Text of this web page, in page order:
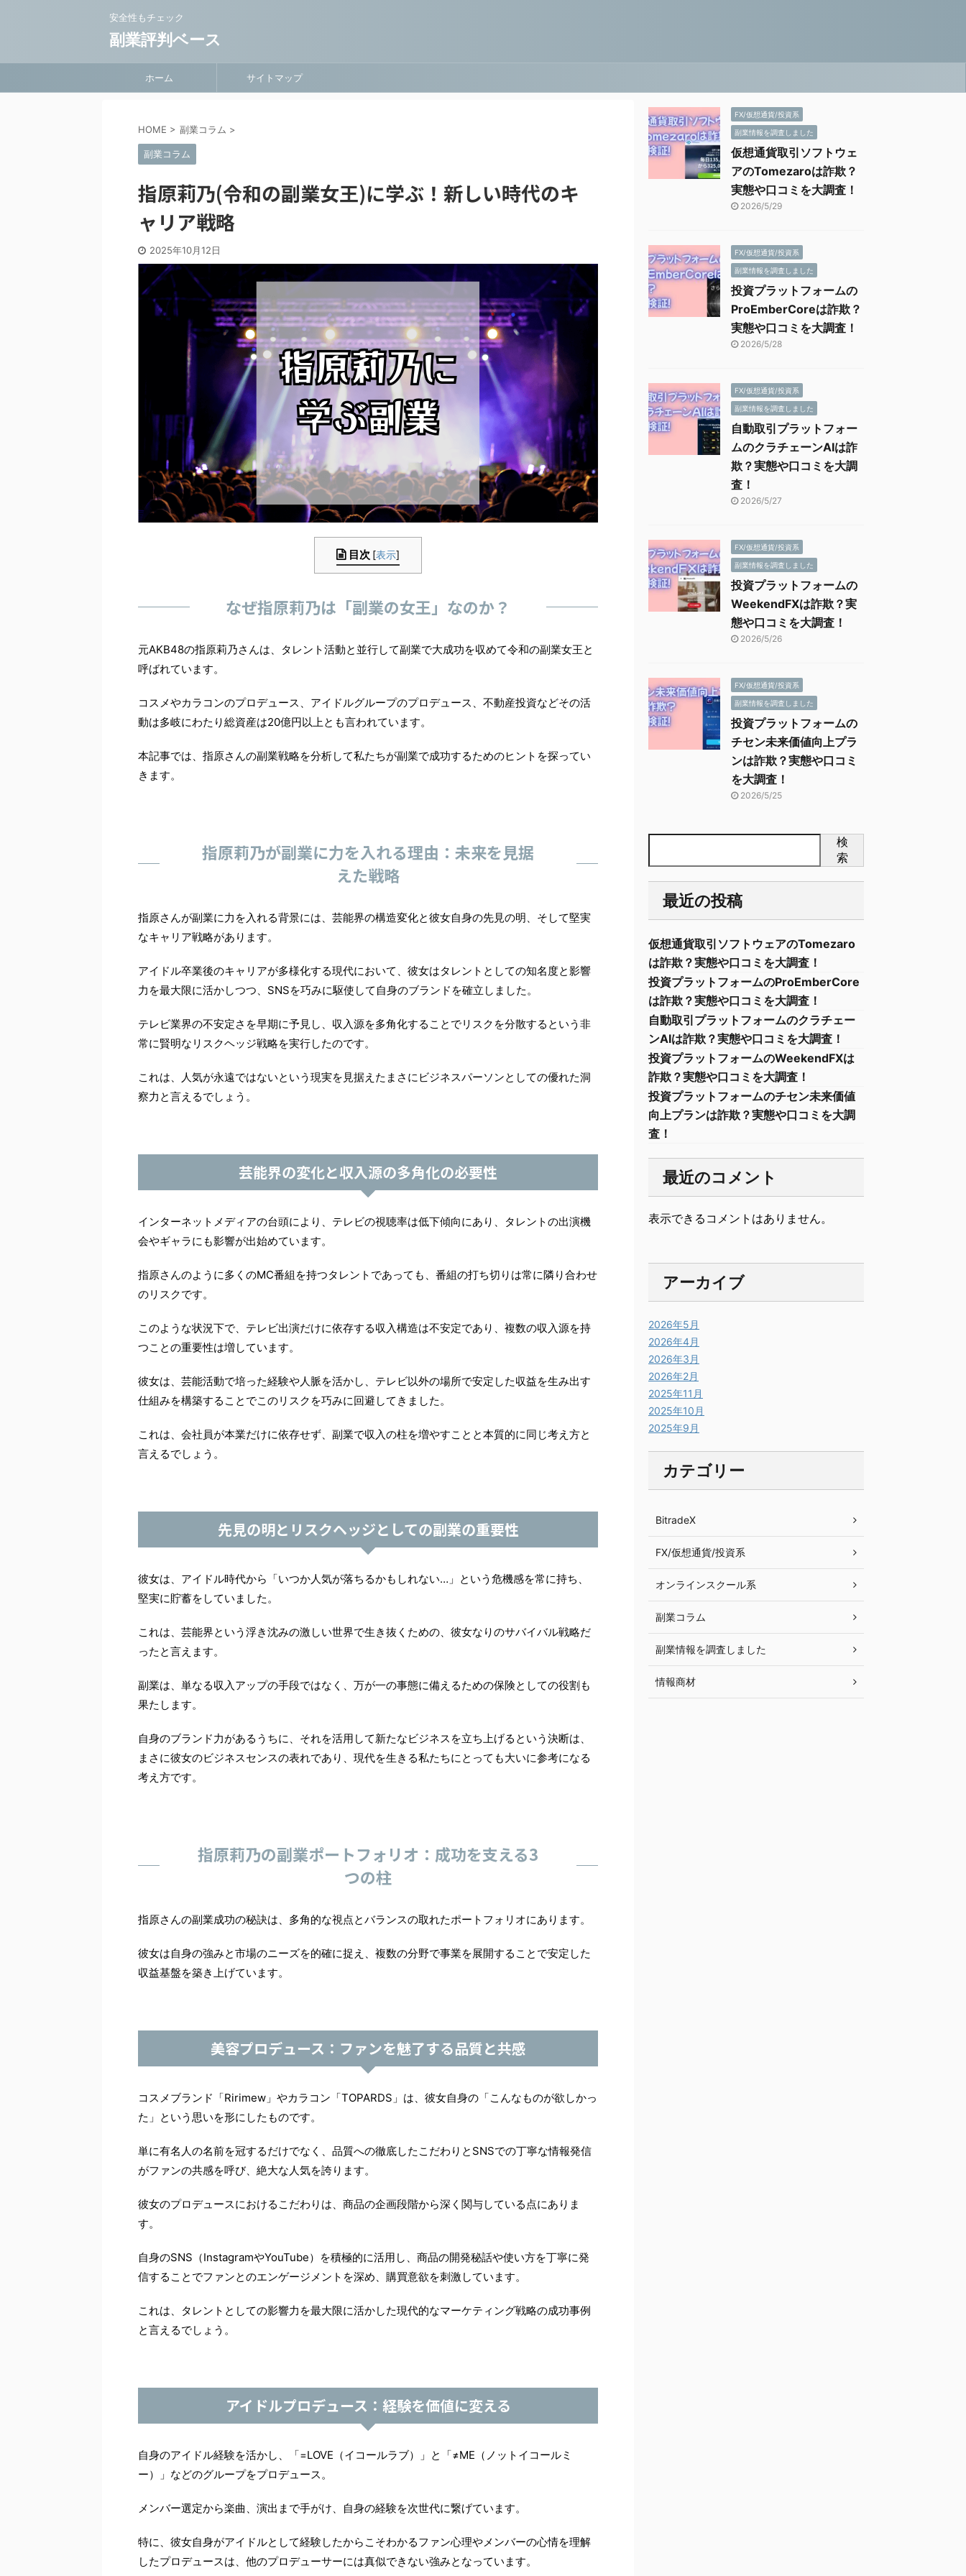
安全性もチェック
副業評判ベース
ホーム サイトマップ
HOME > 副業コラム >
副業コラム
指原莉乃(令和の副業女王)に学ぶ！新しい時代のキ
ャリア戦略
2025年10月12日
目次 [表示]
なぜ指原莉乃は「副業の女王」なのか？
元AKB48の指原莉乃さんは、タレント活動と並行して副業で大成功を収めて令和の副業女王と
呼ばれています。
コスメやカラコンのプロデュース、アイドルグループのプロデュース、不動産投資などその活
動は多岐にわたり総資産は20億円以上とも言われています。
本記事では、指原さんの副業戦略を分析して私たちが副業で成功するためのヒントを探ってい
きます。
指原莉乃が副業に力を入れる理由：未来を見据
えた戦略
指原さんが副業に力を入れる背景には、芸能界の構造変化と彼女自身の先見の明、そして堅実
なキャリア戦略があります。
アイドル卒業後のキャリアが多様化する現代において、彼女はタレントとしての知名度と影響
力を最大限に活かしつつ、SNSを巧みに駆使して自身のブランドを確立しました。
テレビ業界の不安定さを早期に予見し、収入源を多角化することでリスクを分散するという非
常に賢明なリスクヘッジ戦略を実行したのです。
これは、人気が永遠ではないという現実を見据えたまさにビジネスパーソンとしての優れた洞
察力と言えるでしょう。
芸能界の変化と収入源の多角化の必要性
インターネットメディアの台頭により、テレビの視聴率は低下傾向にあり、タレントの出演機
会やギャラにも影響が出始めています。
指原さんのように多くのMC番組を持つタレントであっても、番組の打ち切りは常に隣り合わせ
のリスクです。
このような状況下で、テレビ出演だけに依存する収入構造は不安定であり、複数の収入源を持
つことの重要性は増しています。
彼女は、芸能活動で培った経験や人脈を活かし、テレビ以外の場所で安定した収益を生み出す
仕組みを構築することでこのリスクを巧みに回避してきました。
これは、会社員が本業だけに依存せず、副業で収入の柱を増やすことと本質的に同じ考え方と
言えるでしょう。
先見の明とリスクヘッジとしての副業の重要性
彼女は、アイドル時代から「いつか人気が落ちるかもしれない…」という危機感を常に持ち、
堅実に貯蓄をしていました。
これは、芸能界という浮き沈みの激しい世界で生き抜くための、彼女なりのサバイバル戦略だ
ったと言えます。
副業は、単なる収入アップの手段ではなく、万が一の事態に備えるための保険としての役割も
果たします。
自身のブランド力があるうちに、それを活用して新たなビジネスを立ち上げるという決断は、
まさに彼女のビジネスセンスの表れであり、現代を生きる私たちにとっても大いに参考になる
考え方です。
指原莉乃の副業ポートフォリオ：成功を支える3
つの柱
指原さんの副業成功の秘訣は、多角的な視点とバランスの取れたポートフォリオにあります。
彼女は自身の強みと市場のニーズを的確に捉え、複数の分野で事業を展開することで安定した
収益基盤を築き上げています。
美容プロデュース：ファンを魅了する品質と共感
コスメブランド「Ririmew」やカラコン「TOPARDS」は、彼女自身の「こんなものが欲しかっ
た」という思いを形にしたものです。
単に有名人の名前を冠するだけでなく、品質への徹底したこだわりとSNSでの丁寧な情報発信
がファンの共感を呼び、絶大な人気を誇ります。
彼女のプロデュースにおけるこだわりは、商品の企画段階から深く関与している点にありま
す。
自身のSNS（InstagramやYouTube）を積極的に活用し、商品の開発秘話や使い方を丁寧に発
信することでファンとのエンゲージメントを深め、購買意欲を刺激しています。
これは、タレントとしての影響力を最大限に活かした現代的なマーケティング戦略の成功事例
と言えるでしょう。
アイドルプロデュース：経験を価値に変える
自身のアイドル経験を活かし、「=LOVE（イコールラブ）」と「≠ME（ノットイコールミ
ー）」などのグループをプロデュース。
メンバー選定から楽曲、演出まで手がけ、自身の経験を次世代に繋げています。
特に、彼女自身がアイドルとして経験したからこそわかるファン心理やメンバーの心情を理解
したプロデュースは、他のプロデューサーには真似できない強みとなっています。
FX/仮想通貨/投資系
副業情報を調査しました
仮想通貨取引ソフトウェ
アのTomezaroは詐欺？
実態や口コミを大調査！
2026/5/29
FX/仮想通貨/投資系
副業情報を調査しました
投資プラットフォームの
ProEmberCoreは詐欺？
実態や口コミを大調査！
2026/5/28
FX/仮想通貨/投資系
副業情報を調査しました
自動取引プラットフォー
ムのクラチェーンAIは詐
欺？実態や口コミを大調
査！
2026/5/27
FX/仮想通貨/投資系
副業情報を調査しました
投資プラットフォームの
WeekendFXは詐欺？実
態や口コミを大調査！
2026/5/26
FX/仮想通貨/投資系
副業情報を調査しました
投資プラットフォームの
チセン未来価値向上プラ
ンは詐欺？実態や口コミ
を大調査！
2026/5/25
検
索
最近の投稿
仮想通貨取引ソフトウェアのTomezaro
は詐欺？実態や口コミを大調査！
投資プラットフォームのProEmberCore
は詐欺？実態や口コミを大調査！
自動取引プラットフォームのクラチェー
ンAIは詐欺？実態や口コミを大調査！
投資プラットフォームのWeekendFXは
詐欺？実態や口コミを大調査！
投資プラットフォームのチセン未来価値
向上プランは詐欺？実態や口コミを大調
査！
最近のコメント
表示できるコメントはありません。
アーカイブ
2026年5月
2026年4月
2026年3月
2026年2月
2025年11月
2025年10月
2025年9月
カテゴリー
BitradeX
FX/仮想通貨/投資系
オンラインスクール系
副業コラム
副業情報を調査しました
情報商材